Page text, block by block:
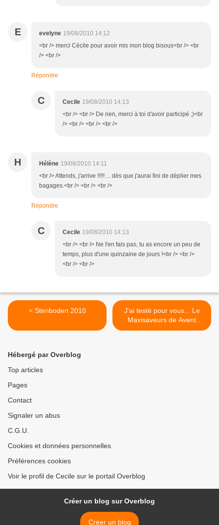
E evelyne 19/08/2010 14:12
<br /> merci Cécile pour avoir mis mon blog bisous<br /> <br
/> <br />
Répondre
C Cecile 19/08/2010 14:13
<br /> <br /> De rien, merci à toi d'avoir participé ;)<br
/> <br /> <br /> <br />
H Hélène 19/08/2010 14:11
<br /> Attends, j'arrive !!!!! ... dès que j'aurai fini de déplier mes
bagages.<br /> <br /> <br />
Répondre
C Cecile 19/08/2010 14:13
<br /> <br /> Ne t'en fais pas, tu as encore un peu de
temps, plus d'une quinzaine de jours !<br /> <br />
<br /> <br />
< Stenboden 2010
J'ai testé pour vous... Le
Maxisaveurs de Avent
(suite) >
Hébergé par Overblog
Top articles
Pages
Contact
Signaler un abus
C.G.U.
Cookies et données personnelles
Préférences cookies
Voir le profil de Cecile sur le portail Overblog
Créer un blog sur Overblog
Créer un blog